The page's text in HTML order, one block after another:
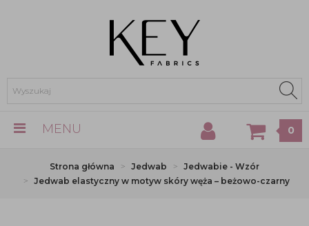
MENU 0
Strona główna Jedwab
Jedwabie - Wzór
Jedwab elastyczny w motyw skóry węża – beżowo-czarny